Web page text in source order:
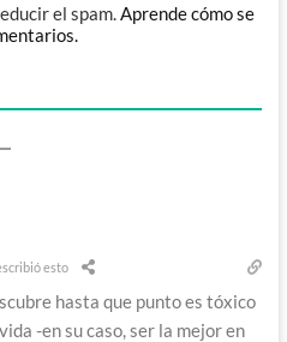
el spam.Aprende cómo se
esto
hasta que punto es tóxico
-en su caso, ser la mejor en